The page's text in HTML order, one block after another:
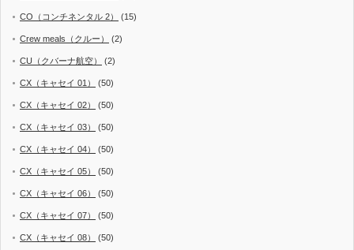
CO（コンチネンタル 2） (15)
Crew meals（クルー） (2)
CU（クバーナ航空） (2)
CX（キャセイ 01） (50)
CX（キャセイ 02） (50)
CX（キャセイ 03） (50)
CX（キャセイ 04） (50)
CX（キャセイ 05） (50)
CX（キャセイ 06） (50)
CX（キャセイ 07） (50)
CX（キャセイ 08） (50)